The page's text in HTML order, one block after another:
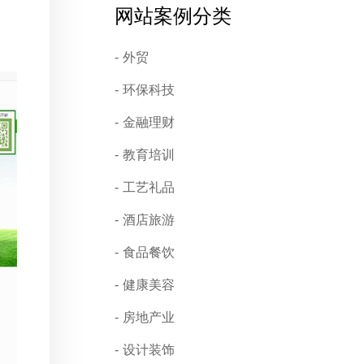
网站案例分类
外贸
环保科技
金融理财
教育培训
工艺礼品
酒店旅游
食品餐饮
健康美容
房地产业
设计装饰